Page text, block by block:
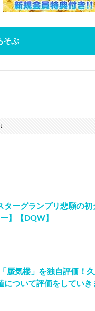
そぶ
ターグランプリ悲願の
】【DQW】
蜃気楼」を独自評価！
ついて評価をしていき